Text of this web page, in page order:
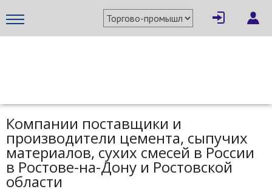
Компании поставщики и
производители цемента, сыпучих
материалов, сухих смесей в России
в Ростове-на-Дону и Ростовской
области